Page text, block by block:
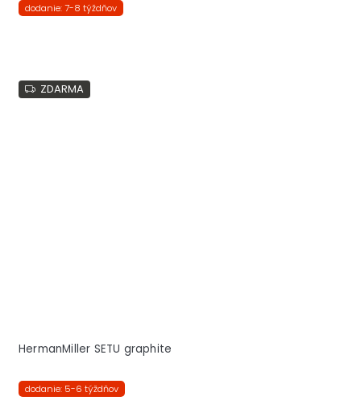
dodanie: 7-8 týždňov
ZDARMA
HermanMiller SETU graphite
dodanie: 5-6 týždňov